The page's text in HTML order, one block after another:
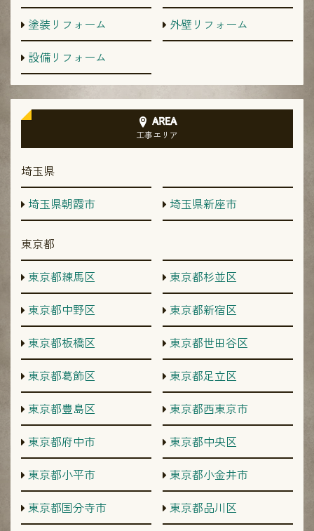
塗装リフォーム
外壁リフォーム
設備リフォーム
AREA
工事エリア
埼玉県
埼玉県朝霞市
埼玉県新座市
東京都
東京都練馬区
東京都杉並区
東京都中野区
東京都新宿区
東京都板橋区
東京都世田谷区
東京都葛飾区
東京都足立区
東京都豊島区
東京都西東京市
東京都府中市
東京都中央区
東京都小平市
東京都小金井市
東京都国分寺市
東京都品川区